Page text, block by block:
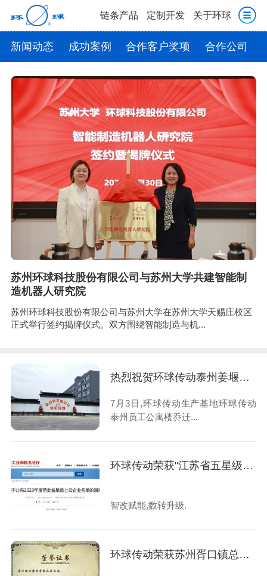
链条产品 定制开发 关于环球
新闻动态 成功案例 合作客户奖项 合作公司
苏州环球科技股份有限公司与苏州大学共建智能制
造机器人研究院
苏州环球科技股份有限公司与苏州大学在苏州大学天赐庄校区
正式举行签约揭牌仪式。双方围绕智能制造与机...
热烈祝贺环球传动泰州姜堰公寓楼乔迁之喜
7月3日,环球传动生产基地环球传动
泰州员工公寓楼乔迁...
环球传动荣获"江苏省五星级上云企业"
智改赋能,数转升级.
环球传动荣获苏州胥口镇总工会2022年度三项荣誉